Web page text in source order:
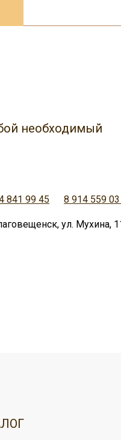
ул. Мухина,
841 99 45 8 914 559
необходимый
доставки,